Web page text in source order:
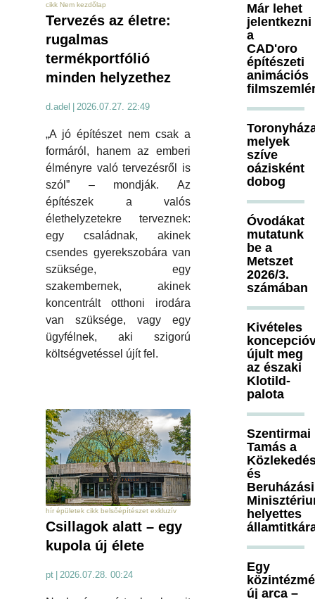
cikk Nem kezdőlap
Tervezés az életre:
rugalmas
termékportfólió
minden helyzethez
d.adel 2026.07.27. 22:49
„A jó építészet nem csak a
formáról, hanem az emberi
élményre való tervezésről is
szól” – mondják. Az
építészek a valós
élethelyzetekre terveznek:
egy családnak, akinek
csendes gyerekszobára van
szüksége, egy
szakembernek, akinek
koncentrált otthoni irodára
van szüksége, vagy egy
ügyfélnek, aki szigorú
költségvetéssel újít fel.
hír épületek cikk belsőépítészet exkluzív
Csillagok alatt – egy
kupola új élete
pt | 2026.07.28. 00:24
Már lehet
jelentkezni
a
CAD'oro
építészeti
animációs
melyek
szíve
oázisként
dobog
Óvodákat
mutatunk
be a
Metszet
2026/3.
számában
Kivételes
újult meg
az északi
Klotild-
palota
Szentirmai
Tamás a
és
Beruházási
helyettes
Egy
új arca –